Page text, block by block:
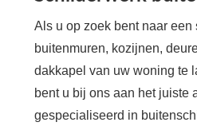
Als u op zoek bent naar
buitenmuren, kozijnen,
dakkapel van uw woning te
bent u bij ons aan het juiste
gespecialiseerd in